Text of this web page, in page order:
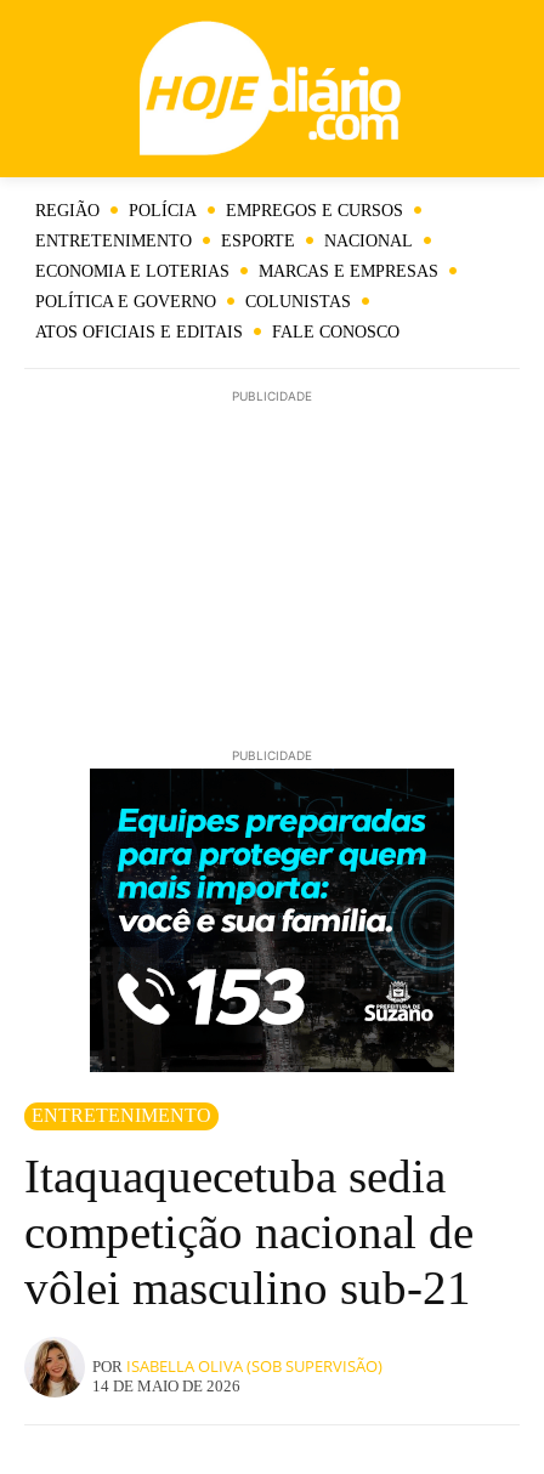
REGIÃO POLÍCIA
EMPREGOS E CURSOS
ENTRETENIMENTO
ESPORTE
NACIONAL
ECONOMIA E LOTERIAS
MARCAS E EMPRESAS
POLÍTICA E GOVERNO
COLUNISTAS
ATOS OFICIAIS E EDITAIS
FALE CONOSCO
PUBLICIDADE
PUBLICIDADE
ENTRETENIMENTO
Itaquaquecetuba sedia
competição nacional de
vôlei masculino sub-21
POR ISABELLA OLIVA (SOB SUPERVISÃO)
14 DE MAIO DE 2026